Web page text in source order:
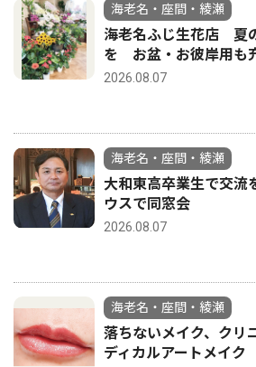
海老名・座間・綾瀬
海老名ふじ生花店 夏
を お盆・お彼岸用も
2026.08.07
海老名・座間・綾瀬
大和東高卒業生で交
ウスで同窓会
2026.08.07
海老名・座間・綾瀬
落ちないメイク、ク
ディカルアートメイク